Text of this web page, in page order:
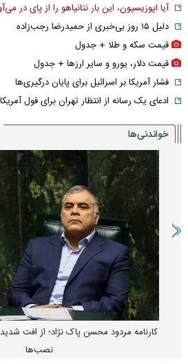
آیا اپوزیسیون، این بار نتانیاهو را از پای در
دلیل ۱۵ روز بی‌خبری از حمیدرضا رجب‌زاده
قیمت سکه و طلا + جدول
قیمت دلار، یورو و سایر ارز‌ها + جدول
فشار آمریکا بر اسرائیل برای پایان درگیری‌ها
ادعای یک رسانه از انتظار تهران برای قول
خواندنی‌ها
کارنامه مردود محسن پاک‌ نژاد؛ از افت
نصب‌ها